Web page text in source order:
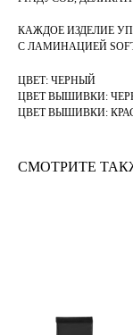
КАЖДОЕ ИЗДЕЛИЕ
С ЛАМИНАЦИЕЙ
ЦВЕТ: ЧЕРНЫЙ
ЦВЕТ ВЫШИВКИ:
ЦВЕТ ВЫШИВКИ:
СМОТРИТЕ